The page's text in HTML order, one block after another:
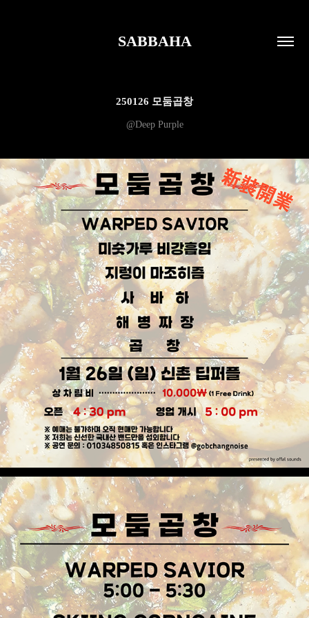
SABBAHA
250126 모둠곱창
@Deep Purple